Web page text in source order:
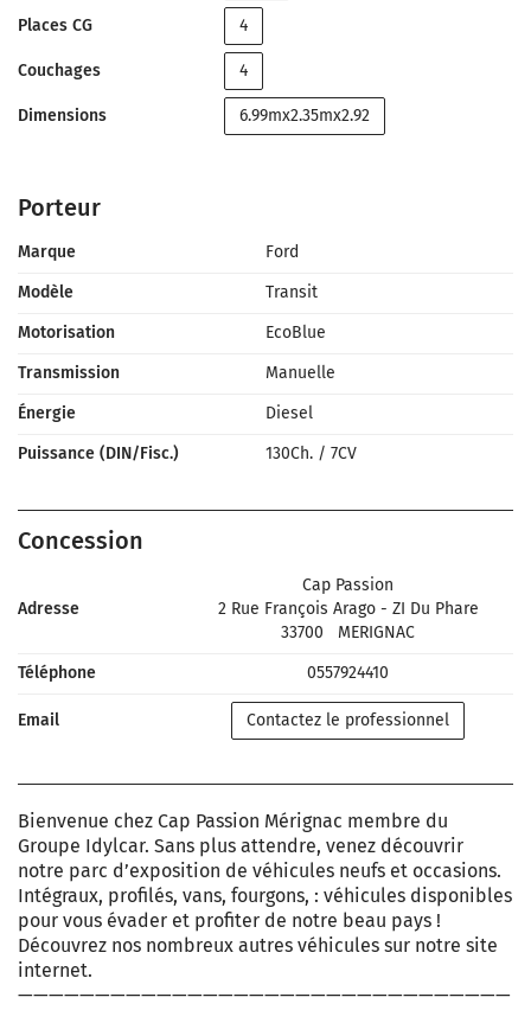
Places CG 4
Couchages 4
Dimensions 6.99mx2.35mx2.92
Porteur
Marque
Ford
Modèle
Transit
Motorisation
EcoBlue
Transmission
Manuelle
Énergie
Diesel
Puissance (DIN/Fisc.)
130Ch. / 7CV
Concession
Adresse
Cap Passion
2 Rue François Arago - ZI Du Phare
33700
MERIGNAC
Téléphone
0557924410
Email Contactez le professionnel
Bienvenue chez Cap Passion Mérignac membre du
Groupe Idylcar. Sans plus attendre, venez découvrir
notre parc d’exposition de véhicules neufs et occasions.
Intégraux, profilés, vans, fourgons, : véhicules disponibles
pour vous évader et profiter de notre beau pays !
Découvrez nos nombreux autres véhicules sur notre site
internet.
————————————————————————————————